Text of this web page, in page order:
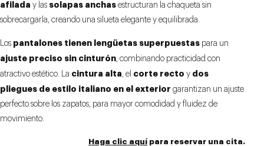
afilada y las solapas anchas estructuran la chaqueta sin
sobrecargarla, creando una silueta elegante y equilibrada.
Los pantalones tienen lengüetas superpuestas para un
ajuste preciso sin cinturón, combinando practicidad con
atractivo estético. La cintura alta, el corte recto y dos
pliegues de estilo italiano en el exterior garantizan un ajuste
perfecto sobre los zapatos, para mayor comodidad y fluidez de
movimiento.
Haga clic aquípara reservar una cita.